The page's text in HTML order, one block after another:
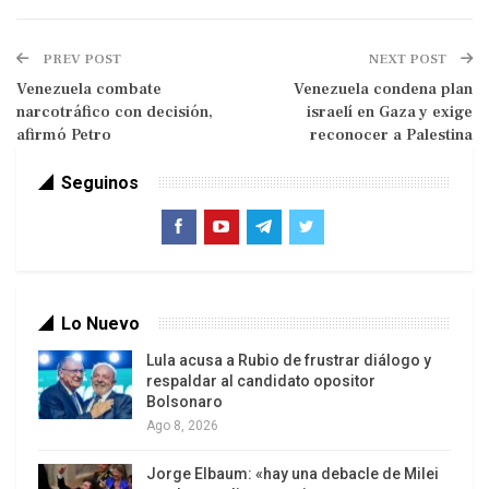
A las 11:02 de la mañana, la hora exacta en que la
bomba de plutonio explotó sobre Nagasaki,
guardaron un minuto de silencio, mientras sonaba
una campana.
Tras el discurso de Suzuki, cuyos padres
sobrevivieron al ataque, se liberaron docenas de
palomas, un símbolo de la paz.
el bombardeo son un patrimonio común y deben
transmitirse de generación en generación dentro
y fuera de Japón.
La crisis existencial de la humanidad se ha vuelto
inminente para todos y cada uno de los que
PREV POST
Venezuela combate
narcotráfico con decisión,
afirmó Petro
NEXT POST
Venezuela condena plan
israelí en Gaza y exige
reconocer a Palestina
Seguinos
Lo Nuevo
Lula acusa a Rubio de frustrar diálogo y
respaldar al candidato opositor
Bolsonaro
Ago 8, 2026
Jorge Elbaum: «hay una debacle de Milei